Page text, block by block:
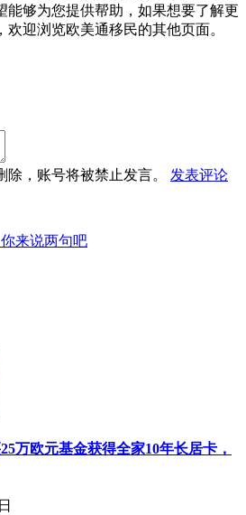
能够为您提供帮助，如果想要了解更
迎浏览欧美通移民的其他页面。
，账号将被禁止发言。
发表评论
来说两句吧
万欧元基金获得全家10年长居卡，